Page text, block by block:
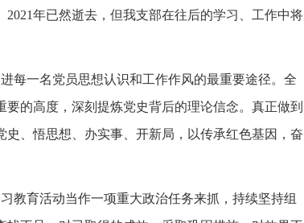
年已然逝去，但我支部在往后的学习、工作中将
每一名党员思想认识和工作作风的最重要途径。全
的高度，深刻提炼党史背后的理论信念。真正做到
、悟思想、办实事、开新局，以传承红色基因，奋
教育活动当作一项重大政治任务来抓，持续坚持组